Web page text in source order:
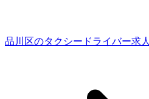
品川区のタクシードライバー求人